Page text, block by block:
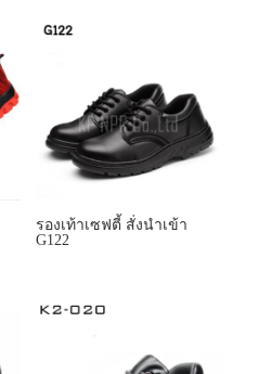
รองเท้าเซฟตี้ สั่งนำเข้า
G122